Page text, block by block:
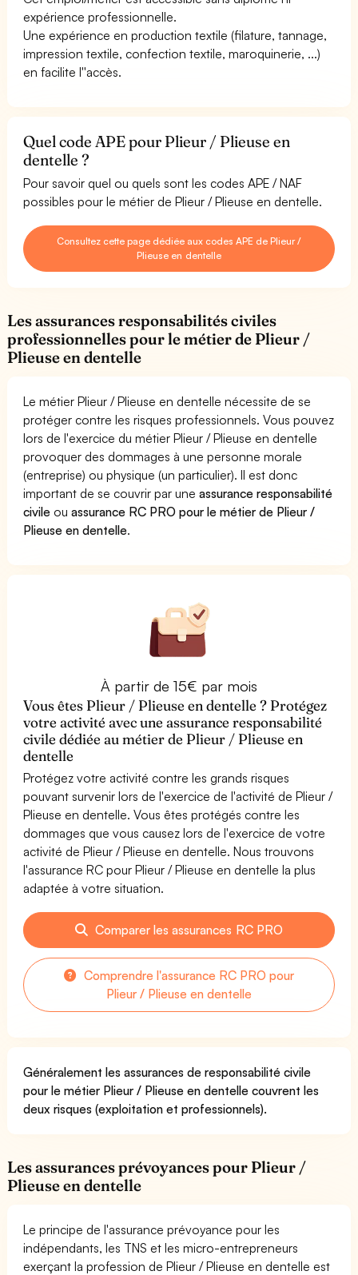
expérience professionnelle.
Une expérience en production textile (filature, tannage,
impression textile, confection textile, maroquinerie, ...)
en facilite l''accès.
Quel code APE pour Plieur / Plieuse en
dentelle ?
Pour savoir quel ou quels sont les codes APE / NAF
possibles pour le métier de Plieur / Plieuse en dentelle.
Consultez cette page dédiée aux codes APE de Plieur /
Plieuse en dentelle
Les assurances responsabilités civiles
professionnelles pour le métier de Plieur /
Plieuse en dentelle
Le métier Plieur / Plieuse en dentelle nécessite de se
protéger contre les risques professionnels. Vous pouvez
lors de l'exercice du métier Plieur / Plieuse en dentelle
provoquer des dommages à une personne morale
(entreprise) ou physique (un particulier). Il est donc
important de se couvrir par uneassurance responsabilité
civile ouassurance RC PRO pour le métier de Plieur /
Plieuse en dentelle.
À partir de 15€ par mois
Vous êtes Plieur / Plieuse en dentelle ? Protégez
votre activité avec une assurance responsabilité
civile dédiée au métier de Plieur / Plieuse en
dentelle
Protégez votre activité contre les grands risques
pouvant survenir lors de l'exercice de l'activité de Plieur /
Plieuse en dentelle. Vous êtes protégés contre les
dommages que vous causez lors de l'exercice de votre
activité de Plieur / Plieuse en dentelle. Nous trouvons
l'assurance RC pour Plieur / Plieuse en dentelle la plus
adaptée à votre situation.
Comparer les assurances RC PRO
Comprendre l'assurance RC PRO pour
Plieur / Plieuse en dentelle
Généralement les assurances de responsabilité civile
pour le métier Plieur / Plieuse en dentelle couvrent les
deux risques (exploitation et professionnels).
Les assurances prévoyances pour Plieur /
Plieuse en dentelle
Le principe de l'assurance prévoyance pour les
indépendants, les TNS et les micro-entrepreneurs
exerçant la profession de Plieur / Plieuse en dentelle est